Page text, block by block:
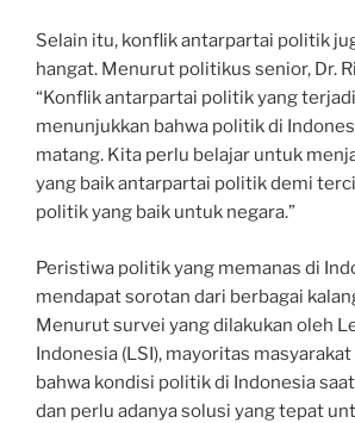
Selain itu, konflik antarpartai politik
hangat. Menurut politikus senior, Dr.
“Konflik antarpartai politik yang
menunjukkan bahwa politik di
matang. Kita perlu belajar untuk
yang baik antarpartai politik demi
politik yang baik untuk negara.”
Peristiwa politik yang memanas di
mendapat sorotan dari berbagai
Menurut survei yang dilakukan oleh
Indonesia (LSI), mayoritas
bahwa kondisi politik di Indonesia
dan perlu adanya solusi yang tepat